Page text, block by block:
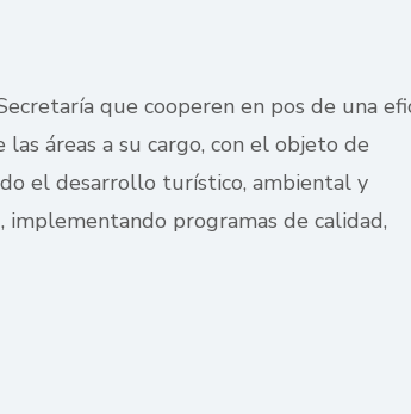
que cooperen en pos de una
áreas a su cargo, con el objeto de
el desarrollo turístico, ambiental y
programas de calidad,